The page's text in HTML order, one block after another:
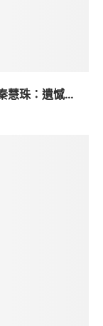
慧珠：遺憾...